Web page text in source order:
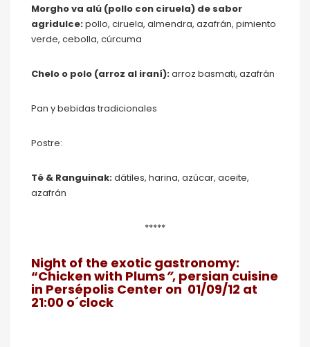
Morgho va alú (pollo con ciruela) de sabor
agridulce:pollo, ciruela, almendra, azafrán, pimiento
verde, cebolla, cúrcuma
Chelo o polo (arroz al iraní):arroz basmati, azafrán
Pan y bebidas tradicionales
Postre:
Té & Ranguinak:dátiles, harina, azúcar, aceite,
azafrán
*****
Night of the exotic gastronomy:
“Chicken with Plums”, persian cuisine
in Persépolis Center on 01/09/12 at
21:00 o´clock